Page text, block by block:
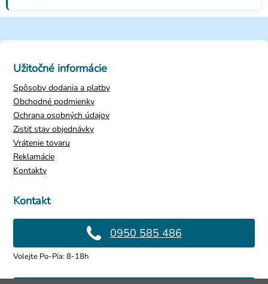
Kontakt
0950 585 486
Volejte Po-Pia: 8-18h
Užitočné informácie
Spôsoby dodania a platby
Obchodné podmienky
Ochrana osobných údajov
Zistiť stav objednávky
Vrátenie tovaru
Reklamácie
Kontakty